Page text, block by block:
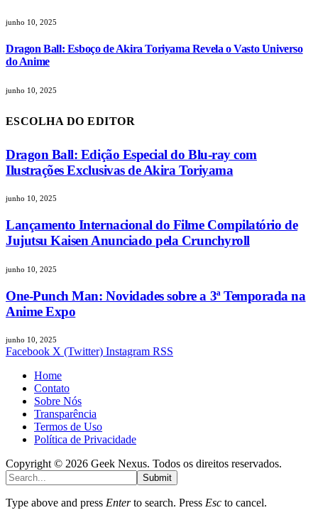
junho 10, 2025
Dragon Ball: Esboço de Akira Toriyama Revela o Vasto Universo
do Anime
junho 10, 2025
ESCOLHA DO EDITOR
Dragon Ball: Edição Especial do Blu-ray com
Ilustrações Exclusivas de Akira Toriyama
junho 10, 2025
Lançamento Internacional do Filme Compilatório de
Jujutsu Kaisen Anunciado pela Crunchyroll
junho 10, 2025
One-Punch Man: Novidades sobre a 3ª Temporada na
Anime Expo
junho 10, 2025
Facebook X (Twitter) Instagram RSS
Home
Contato
Sobre Nós
Transparência
Termos de Uso
Política de Privacidade
Copyright © 2026 Geek Nexus. Todos os direitos reservados.
Submit
Type above and press Enterto search. Press Esc to cancel.